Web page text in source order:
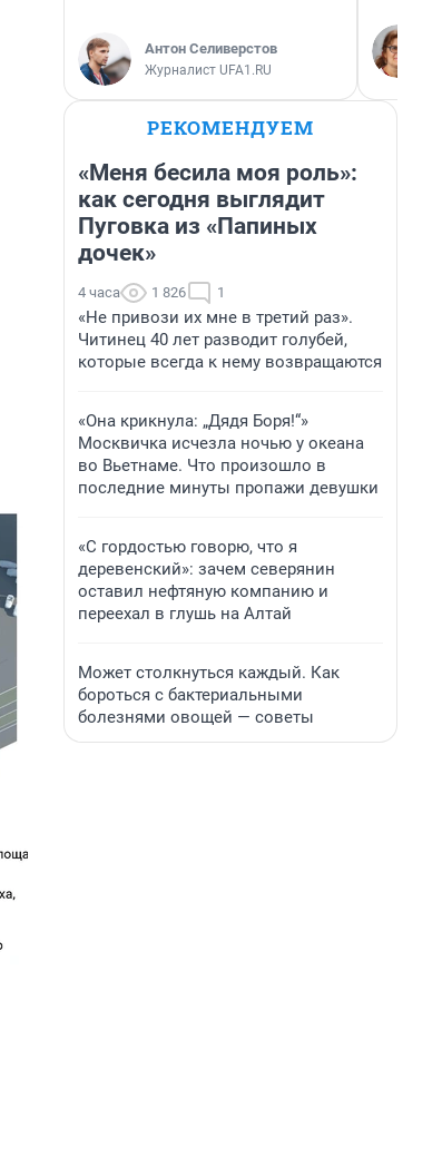
Антон Селиверстов
Журналист UFA1.RU
РЕКОМЕНДУЕМ
«Меня бесила моя роль»:
как сегодня выглядит
Пуговка из «Папиных
дочек»
4 часа 1 826 1
«Не привози их мне в третий раз».
Читинец 40 лет разводит голубей,
которые всегда к нему возвращаются
«Она крикнула: „Дядя Боря!“»
Москвичка исчезла ночью у океана
во Вьетнаме. Что произошло в
последние минуты пропажи девушки
«С гордостью говорю, что я
деревенский»: зачем северянин
оставил нефтяную компанию и
переехал в глушь на Алтай
Может столкнуться каждый. Как
бороться с бактериальными
болезнями овощей — советы